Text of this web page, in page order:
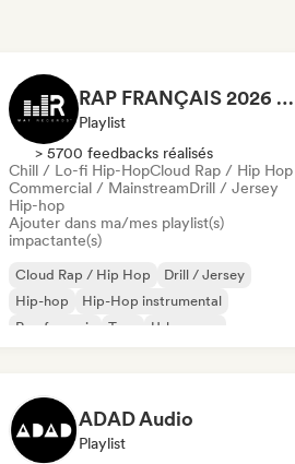
RAP FRANÇAIS 2026 🔥🇫🇷 (Way Records)
Playlist
> 5700 feedbacks réalisés
Chill / Lo-fi Hip-HopCloud Rap / Hip Hop
Commercial / MainstreamDrill / Jersey
Hip-hop
Ajouter dans ma/mes playlist(s)
impactante(s)
Cloud Rap / Hip Hop
Drill / Jersey
Hip-hop
Hip-Hop instrumental
Rap francais
Trap
Urban pop
ADAD Audio
Playlist